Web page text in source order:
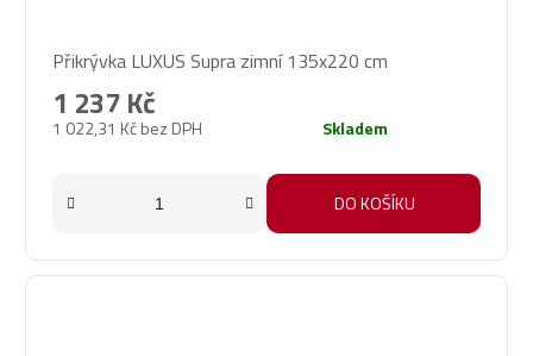
hodnocení
produktu
je
Přikrývka LUXUS Supra zimní 135x220 cm
1 022,31 Kč bez DPH
1 237 Kč
Skladem
DO KOŠÍKU